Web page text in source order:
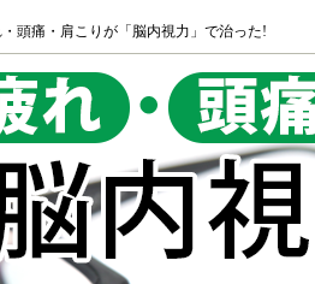
頭痛・肩こりが「脳内視力」で治った!